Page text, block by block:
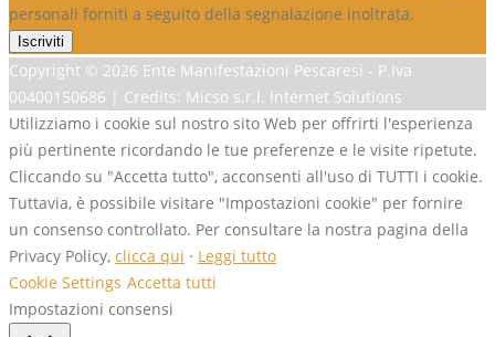
personali forniti a seguito della segnalazione inoltrata.
Copyright © 2026 Ente Manifestazioni Pescaresi - P.Iva
00400150686 | Credits: Micso s.r.l. Internet Solutions
Utilizziamo i cookie sul nostro sito Web per offrirti l'esperienza
più pertinente ricordando le tue preferenze e le visite ripetute.
Cliccando su "Accetta tutto", acconsenti all'uso di TUTTI i cookie.
Tuttavia, è possibile visitare "Impostazioni cookie" per fornire
un consenso controllato. Per consultare la nostra pagina della
Privacy Policy, clicca qui · Leggi tutto
Cookie Settings Accetta tutti
Impostazioni consensi